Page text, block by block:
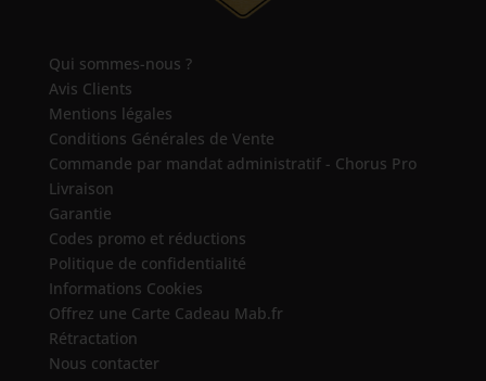
Qui sommes-nous ?
Avis Clients
Mentions légales
Conditions Générales de Vente
Commande par mandat administratif - Chorus Pro
Livraison
Garantie
Codes promo et réductions
Politique de confidentialité
Informations Cookies
Offrez une Carte Cadeau Mab.fr
Rétractation
Nous contacter